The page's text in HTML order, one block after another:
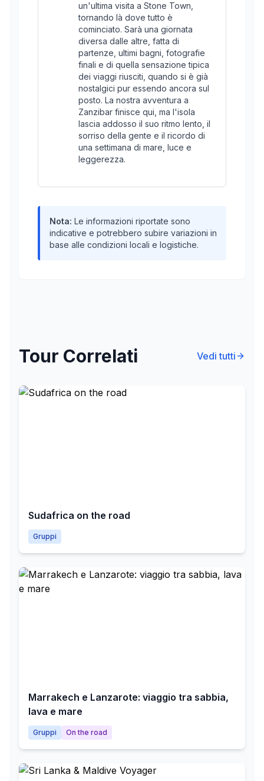
un'ultima visita a Stone Town,
tornando là dove tutto è
cominciato. Sarà una giornata
diversa dalle altre, fatta di
partenze, ultimi bagni, fotografie
finali e di quella sensazione tipica
dei viaggi riusciti, quando si è già
nostalgici pur essendo ancora sul
posto. La nostra avventura a
Zanzibar finisce qui, ma l'isola
lascia addosso il suo ritmo lento, il
sorriso della gente e il ricordo di
una settimana di mare, luce e
leggerezza.
Nota: Le informazioni riportate sono
indicative e potrebbero subire variazioni in
base alle condizioni locali e logistiche.
Tour Correlati Vedi tutti
Sudafrica on the road
Gruppi
Marrakech e Lanzarote: viaggio tra sabbia,
lava e mare
Gruppi On the road